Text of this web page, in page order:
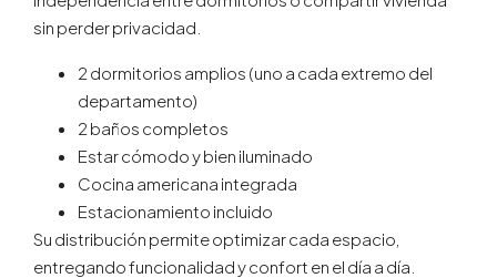
sin perder privacidad.
2 dormitorios amplios (uno a cada extremo del
departamento)
2 baños completos
Estar cómodo y bien iluminado
Cocina americana integrada
Estacionamiento incluido
Su distribución permite optimizar cada espacio,
entregando funcionalidad y confort en el día a día.